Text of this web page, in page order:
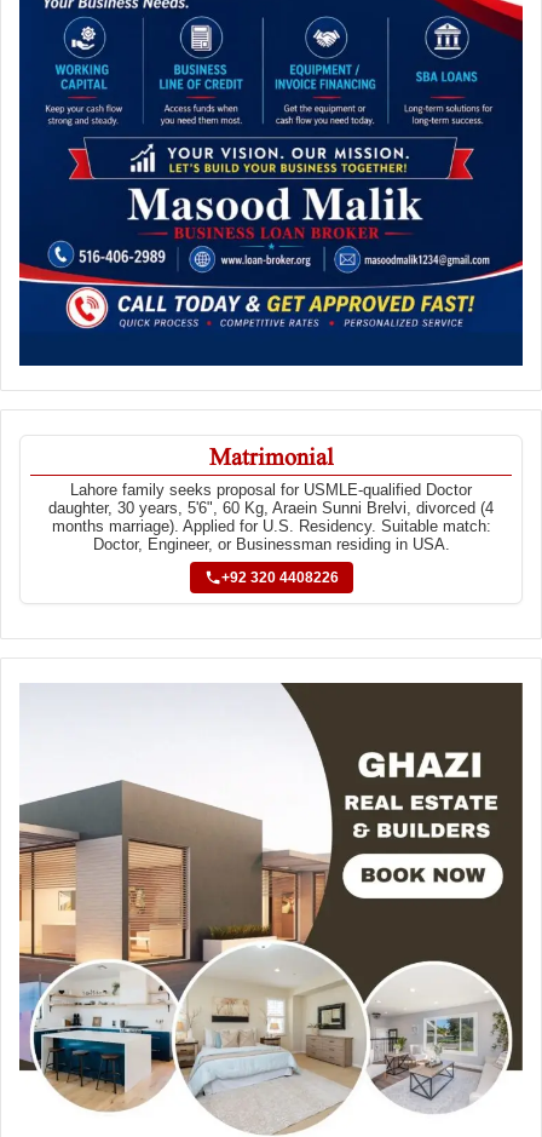
Matrimonial
Lahore family seeks proposal for USMLE-qualified Doctor
daughter, 30 years, 5'6", 60 Kg, Araein Sunni Brelvi, divorced (4
months marriage). Applied for U.S. Residency. Suitable match:
Doctor, Engineer, or Businessman residing in USA.
+92 320 4408226